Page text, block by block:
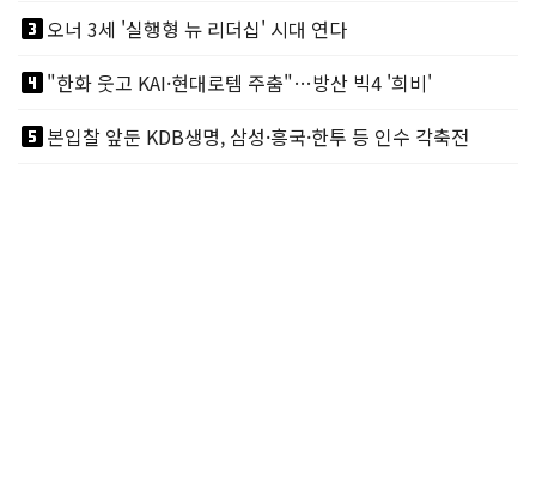
looks_3오너 3세 '실행형 뉴 리더십' 시대 연다
looks_4"한화 웃고 KAI·현대로템 주춤"…방산 빅4 '희비'
looks_5본입찰 앞둔 KDB생명, 삼성·흥국·한투 등 인수 각축전